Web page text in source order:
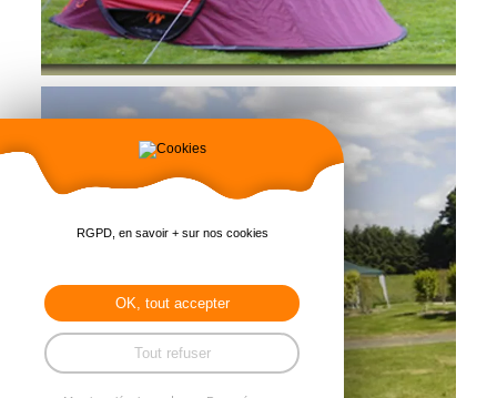
RGPD, en savoir + sur nos cookies
OK, tout accepter
Tout refuser